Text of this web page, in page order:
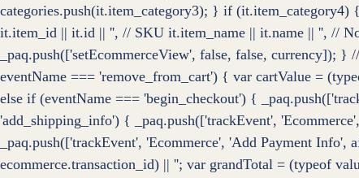
categories.push(it.item_category3); } if
it.item_id || it.id || '', // SKU it.item_name || it.name || '', //
_paq.push(['setEcommerceView', false, false, currency]);
eventName === 'remove_from_cart') { var cartValue =
else if (eventName === 'begin_checkout') {
'add_shipping_info') { _paq.push(['trackEvent',
_paq.push(['trackEvent', 'Ecommerce', 'Add Payment
ecommerce.transaction_id) || ''; var grandTotal = (typeof